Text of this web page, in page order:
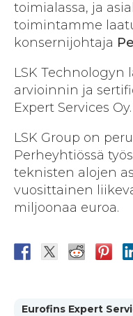
toimialassa, ja
toimintamme
konsernijohtaja
LSK Technologyn
arvioinnin ja
Expert Services Oy.
LSK Group on
Perheyhtiössä
teknisten alojen
vuosittainen
miljoonaa euroa.
Eurofins Expert